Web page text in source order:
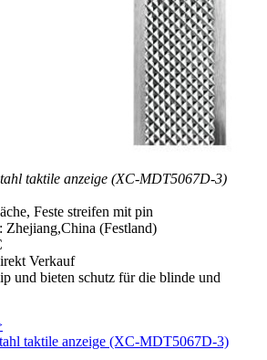
taktile anzeige (XC-MDT5067D-3)
Feste streifen mit pin
(Festland)
Verkauf
und bieten schutz für die blinde und
taktile anzeige (XC-MDT5067D-3)